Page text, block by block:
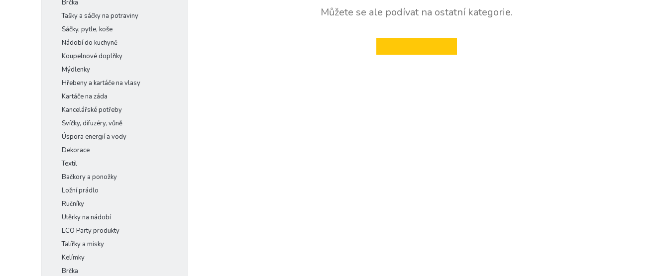
Brčka
Tašky a sáčky na potraviny
Sáčky, pytle, koše
Nádobí do kuchyně
Koupelnové doplňky
Mýdlenky
Hřebeny a kartáče na vlasy
Kartáče na záda
Kancelářské potřeby
Svíčky, difuzéry, vůně
Úspora energií a vody
Dekorace
Textil
Bačkory a ponožky
Ložní prádlo
Ručníky
Utěrky na nádobí
ECO Party produkty
Talířky a misky
Kelímky
Brčka
Můžete se ale podívat na ostatní kategorie.